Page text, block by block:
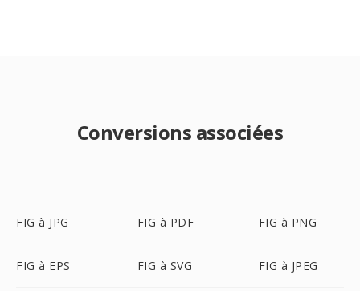
Conversions associées
FIG à JPG FIG à PDF FIG à PNG
FIG à EPS FIG à SVG FIG à JPEG